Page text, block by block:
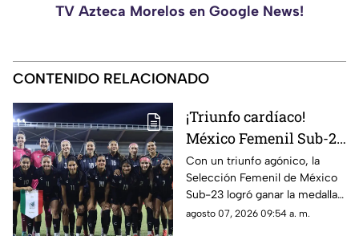
TV Azteca Morelos en Google News!
CONTENIDO RELACIONADO
¡Triunfo cardíaco!
México Femenil Sub-23
vence en penales a
Colombia en la final de
los Juegos
Centroamericanos y del
Con un triunfo agónico, la
Selección Femenil de México
Sub-23 logró ganar la medalla
de oro en fútbol durante los
agosto 07, 2026 09:54 a. m.